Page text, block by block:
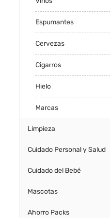
Espumantes
Cervezas
Cigarros
Hielo
Marcas
Limpieza
Cuidado Personal y Salud
Cuidado del Bebé
Mascotas
Ahorro Packs